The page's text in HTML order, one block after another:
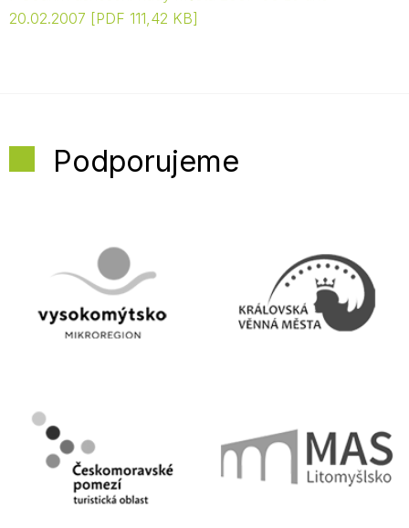
20.02.2007
PDF 111,42 KB
Podporujeme